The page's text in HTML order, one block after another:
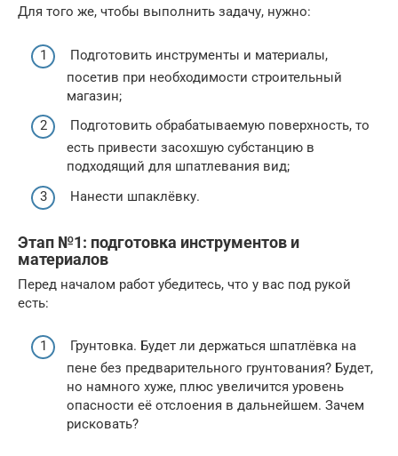
Для того же, чтобы выполнить задачу, нужно:
Подготовить инструменты и материалы,
посетив при необходимости строительный
магазин;
Подготовить обрабатываемую поверхность, то
есть привести засохшую субстанцию в
подходящий для шпатлевания вид;
Нанести шпаклёвку.
Этап №1: подготовка инструментов и
материалов
Перед началом работ убедитесь, что у вас под рукой
есть:
Грунтовка. Будет ли держаться шпатлёвка на
пене без предварительного грунтования? Будет,
но намного хуже, плюс увеличится уровень
опасности её отслоения в дальнейшем. Зачем
рисковать?